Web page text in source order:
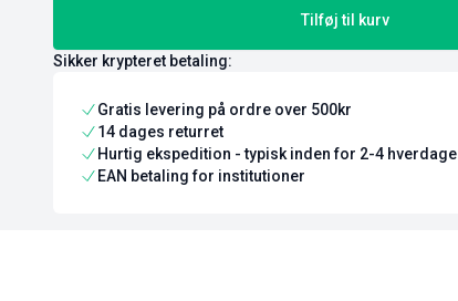
Tilføj til kurv
Sikker krypteret betaling:
Gratis levering på ordre over 500kr
14 dages returret
Hurtig ekspedition - typisk inden for 2-4 hverdage
EAN betaling for institutioner